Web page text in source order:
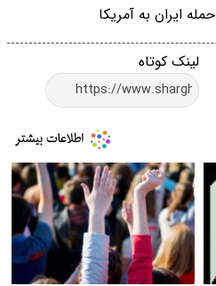
حمله ایران به آمریکا
لینک کوتاه